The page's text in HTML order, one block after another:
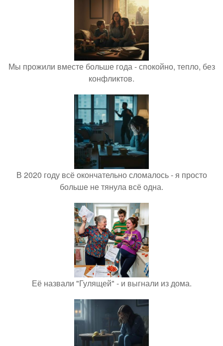
Мы прожили вместе больше года - спокойно, тепло, без
конфликтов.
В 2020 году всё окончательно сломалось - я просто
больше не тянула всё одна.
Её назвали "Гулящей" - и выгнали из дома.